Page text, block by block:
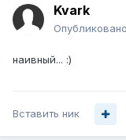
Kvark
Опубликовано
наивный... :)
Вставить ник